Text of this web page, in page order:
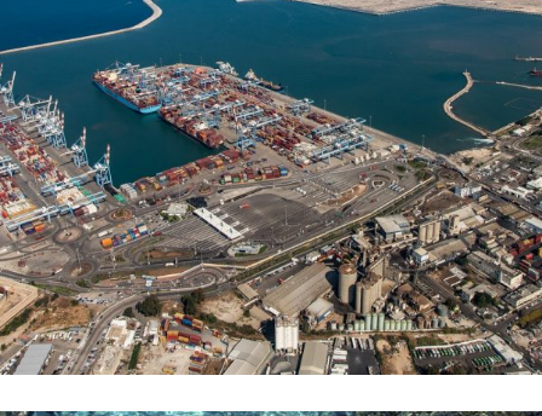
מה שרואים משם – צילומי אוויר
מה שרואים משם… צילומי אוויר מאת: מערכת אלבטרוס זה מרגיש
כאילו רחפנים וצילומי אוויר היו כאן מאז ומעולם, נכון? הפלא
קרא עוד ←